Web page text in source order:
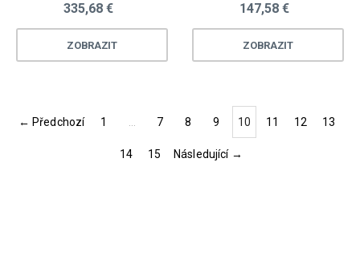
335,68 €
ZOBRAZIT
147,58 €
ZOBRAZIT
← Předchozí 1 … 7 8 9 10(current)
11 12 13
14 15 Následující →